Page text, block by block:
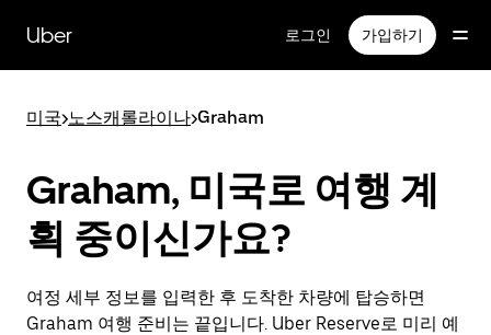
Uber 로그인 가입하기
미국>노스캐롤라이나>Graham
Graham, 미국로 여행 계
획 중이신가요?
여정 세부 정보를 입력한 후 도착한 차량에 탑승하면
Graham 여행 준비는 끝입니다. Uber Reserve로 미리 예